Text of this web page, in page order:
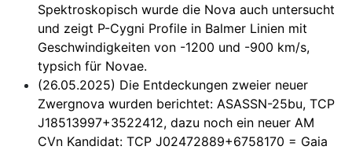
Spektroskopisch wurde die Nova auch untersucht
und zeigt P-Cygni Profile in Balmer Linien mit
Geschwindigkeiten von -1200 und -900 km/s,
typsich für Novae.
(26.05.2025) Die Entdeckungen zweier neuer
Zwergnova wurden berichtet: ASASSN-25bu, TCP
J18513997+3522412, dazu noch ein neuer AM
CVn Kandidat: TCP J02472889+6758170 = Gaia